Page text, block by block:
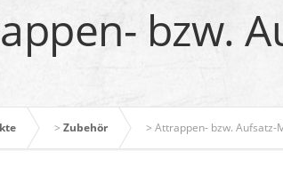
bzw.
> Zubehör > Attrappen- bzw. Aufsatz-